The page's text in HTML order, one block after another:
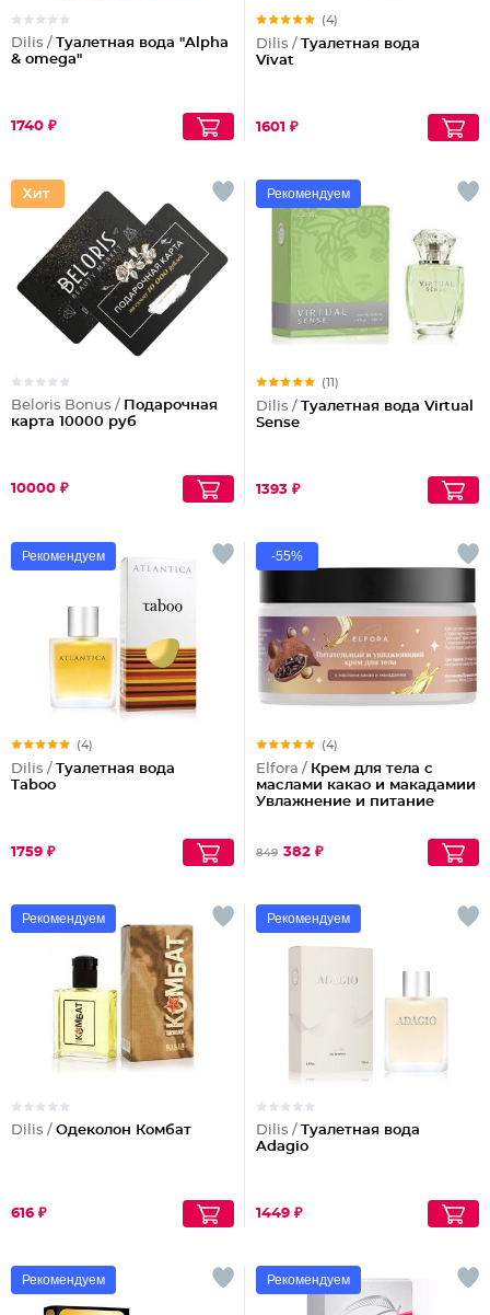
Dilis /
Туалетная вода "Alpha
& omega"
1740 ₽
(4)
Dilis /
Туалетная вода
Vivat
1601 ₽
Beloris Bonus /
Подарочная
карта 10000 руб
10000 ₽
Рекомендуем
(11)
Dilis /
Туалетная вода Virtual
Sense
1393 ₽
Рекомендуем
(4)
Dilis /
Туалетная вода
Taboo
1759 ₽
-55%
(4)
Elfora / Крем для тела с
маслами какао и макадамии
Увлажнение и питание
849 382 ₽
Рекомендуем
Dilis / Одеколон Комбат
616 ₽
Рекомендуем
Dilis /
Туалетная вода
Adagio
1449 ₽
Рекомендуем Рекомендуем